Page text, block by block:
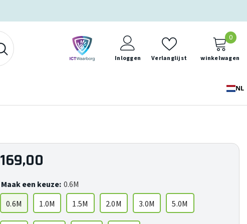
Inloggen Verlanglijst winkelwagen
00
NL
169,00
Maak een keuze: 0.6M
0.6M
1.0M 1.5M 2.0M 3.0M 5.0M